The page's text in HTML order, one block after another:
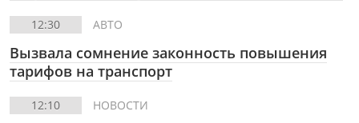
12:30 АВТО
Вызвала сомнение законность повышения
тарифов на транспорт
12:10 НОВОСТИ